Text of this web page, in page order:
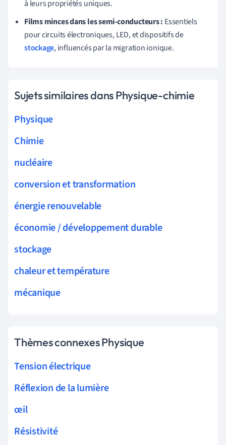
à leurs propriétés uniques.
Films minces dans les semi-conducteurs : Essentiels
pour circuits électroniques, LED, et dispositifs de
stockage, influencés par la migration ionique.
Sujets similaires dans Physique-chimie
Physique
Chimie
nucléaire
conversion et transformation
énergie renouvelable
économie / développement durable
stockage
chaleur et température
mécanique
Thèmes connexes Physique
Tension électrique
Réflexion de la lumière
œil
Résistivité